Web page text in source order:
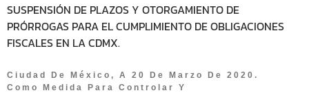
SUSPENSIÓN DE PLAZOS Y OTORGAMIENTO DE
PRÓRROGAS PARA EL CUMPLIMIENTO DE OBLIGACIONES
FISCALES EN LA CDMX.
Ciudad De México, A 20 De Marzo De 2020.
Como Medida Para Controlar Y